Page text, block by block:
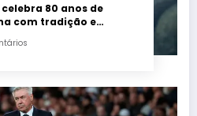
80 anos de
com tradição e
– Em Dia ES